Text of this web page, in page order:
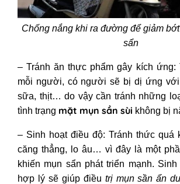
Chống nắng khi ra đường để giảm
sẩn
– Tránh ăn thực phẩm gây kích ứng:
mỗi người, có người sẽ bị dị ứng với
sữa, thịt… do vậy cần tránh những
tình trạng mặt mụn sần sùi không bị
– Sinh hoạt điều độ: Tránh thức quá
căng thẳng, lo âu… vì đây là một
khiến mụn sẩn phát triển mạnh.
hợp lý sẽ giúp điều trị mụn sần ẩn